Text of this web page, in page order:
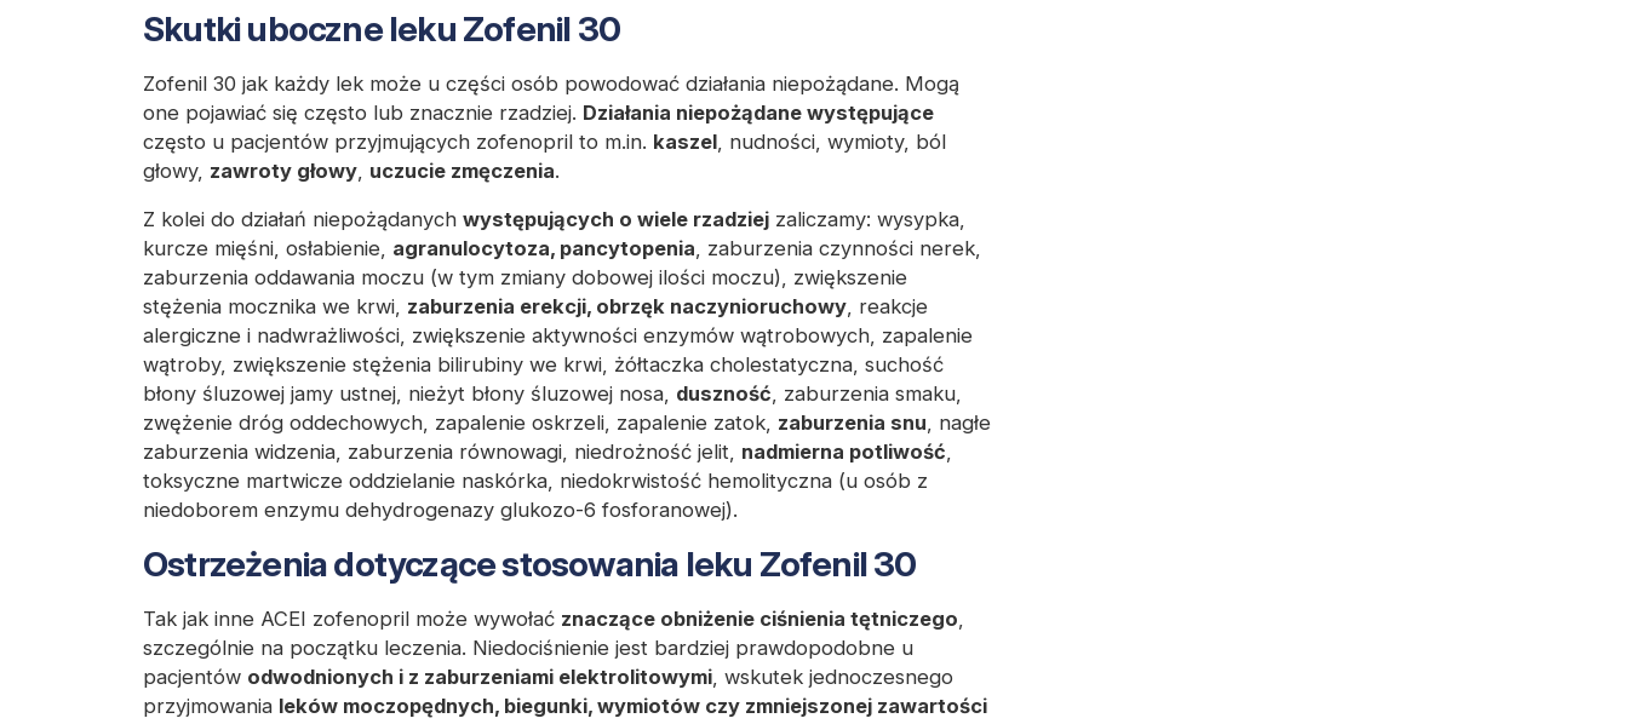
Skutki uboczne leku Zofenil 30
Zofenil 30 jak każdy lek może u części osób powodować działania niepożądane. Mogą
one pojawiać się często lub znacznie rzadziej. Działania niepożądane występujące
często u pacjentów przyjmujących zofenopril to m.in. kaszel, nudności, wymioty, ból
głowy, zawroty głowy, uczucie zmęczenia.
Z kolei do działań niepożądanych występujących o wiele rzadziej zaliczamy: wysypka,
kurcze mięśni, osłabienie, agranulocytoza, pancytopenia, zaburzenia czynności nerek,
zaburzenia oddawania moczu (w tym zmiany dobowej ilości moczu), zwiększenie
stężenia mocznika we krwi, zaburzenia erekcji, obrzęk naczynioruchowy, reakcje
alergiczne i nadwrażliwości, zwiększenie aktywności enzymów wątrobowych, zapalenie
wątroby, zwiększenie stężenia bilirubiny we krwi, żółtaczka cholestatyczna, suchość
błony śluzowej jamy ustnej, nieżyt błony śluzowej nosa, duszność, zaburzenia smaku,
zwężenie dróg oddechowych, zapalenie oskrzeli, zapalenie zatok, zaburzenia snu, nagłe
zaburzenia widzenia, zaburzenia równowagi, niedrożność jelit, nadmierna potliwość,
toksyczne martwicze oddzielanie naskórka, niedokrwistość hemolityczna (u osób z
niedoborem enzymu dehydrogenazy glukozo-6 fosforanowej).
Ostrzeżenia dotyczące stosowania leku Zofenil 30
Tak jak inne ACEI zofenopril może wywołać znaczące obniżenie ciśnienia tętniczego,
szczególnie na początku leczenia. Niedociśnienie jest bardziej prawdopodobne u
pacjentów odwodnionych i z zaburzeniami elektrolitowymi, wskutek jednoczesnego
przyjmowania leków moczopędnych, biegunki, wymiotów czy zmniejszonej zawartości